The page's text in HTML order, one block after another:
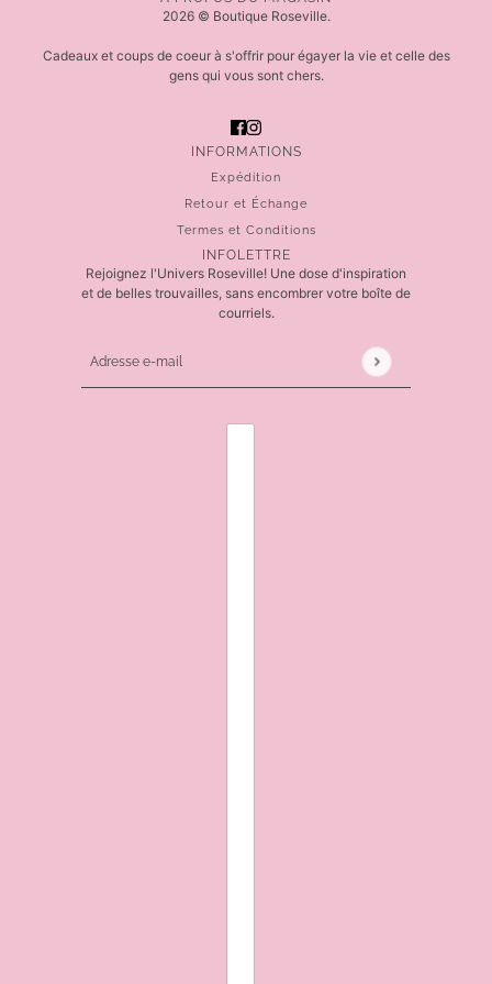
2026 © Boutique Roseville.
Cadeaux et coups de coeur à s'offrir pour égayer la vie et celle des
gens qui vous sont chers.
INFORMATIONS
Expédition
Retour et Échange
Termes et Conditions
INFOLETTRE
Rejoignez l'Univers Roseville! Une dose d'inspiration
et de belles trouvailles, sans encombrer votre boîte de
courriels.
Adresse e-mail
Ce site est protégé par hCaptcha, et la